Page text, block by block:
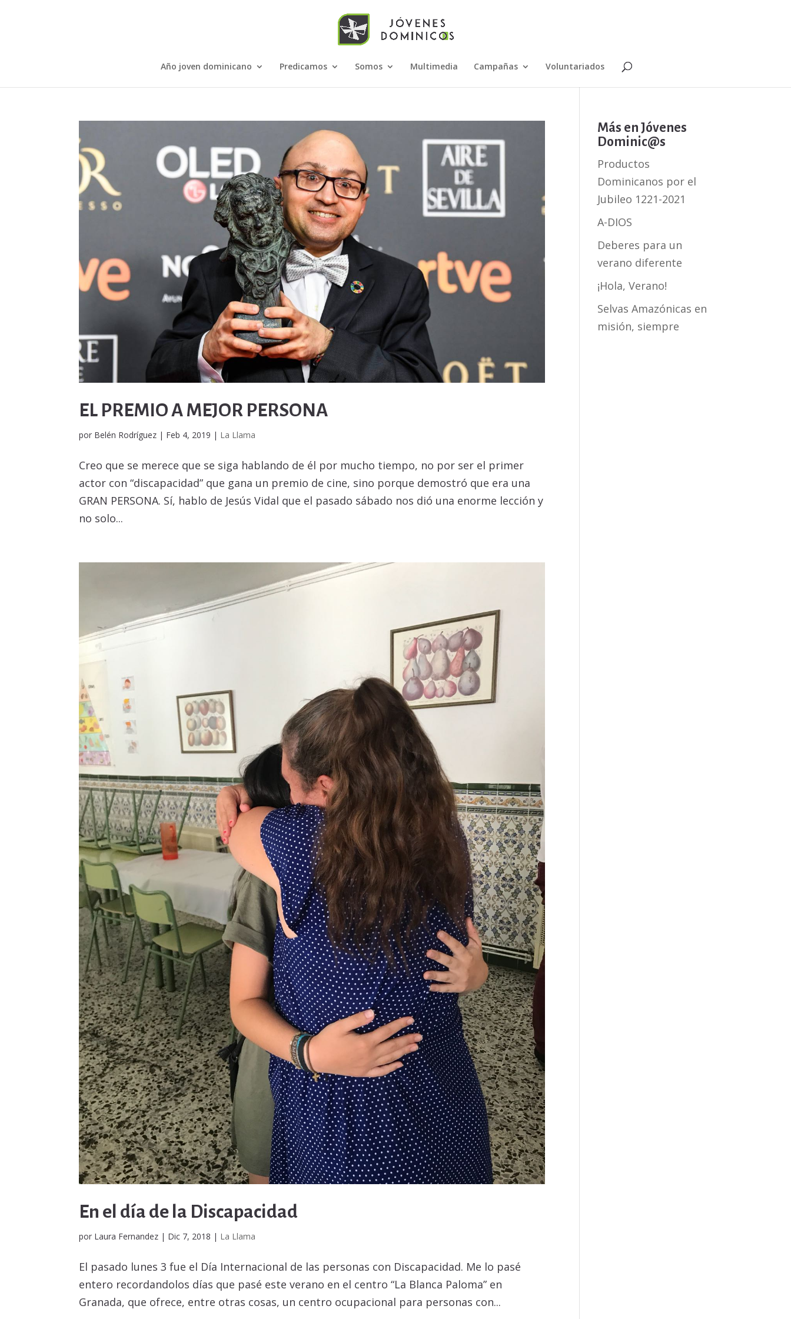
Año joven dominicano Predicamos Somos Multimedia Campañas Voluntariados
EL PREMIO A MEJOR PERSONA
por Belén Rodríguez | Feb 4, 2019 | La Llama
Creo que se merece que se siga hablando de él por mucho tiempo, no por ser el primer
actor con “discapacidad” que gana un premio de cine, sino porque demostró que era una
GRAN PERSONA. Sí, hablo de Jesús Vidal que el pasado sábado nos dió una enorme lección y
no solo...
En el día de la Discapacidad
por Laura Fernandez | Dic 7, 2018 | La Llama
El pasado lunes 3 fue el Día Internacional de las personas con Discapacidad. Me lo pasé
entero recordandolos días que pasé este verano en el centro “La Blanca Paloma” en
Granada, que ofrece, entre otras cosas, un centro ocupacional para personas con...
Más en Jóvenes
Dominic@s
Productos
Dominicanos por el
Jubileo 1221-2021
A-DIOS
Deberes para un
verano diferente
¡Hola, Verano!
Selvas Amazónicas en
misión, siempre